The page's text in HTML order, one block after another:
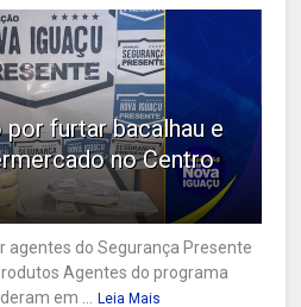
furtar bacalhau e
no Centro
agentes do Segurança Presente
Agentes do programa
em ... Leia Mais